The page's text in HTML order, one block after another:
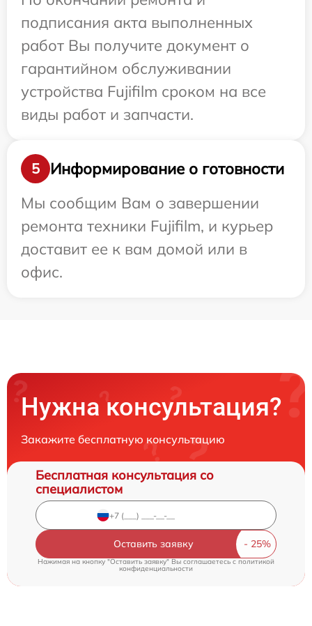
подписания акта выполненных
работ Вы получите документ о
гарантийном обслуживании
устройства Fujifilm сроком на все
виды работ и запчасти.
5
Информирование о готовности
Мы сообщим Вам о завершении
ремонта техники Fujifilm, и курьер
доставит ее к вам домой или в
офис.
Нужна консультация?
Закажите бесплатную консультацию
Бесплатная консультация со
специалистом
Оставить заявку
Нажимая на кнопку "Оставить заявку" Вы соглашаетесь cполитикой
конфиденциальности